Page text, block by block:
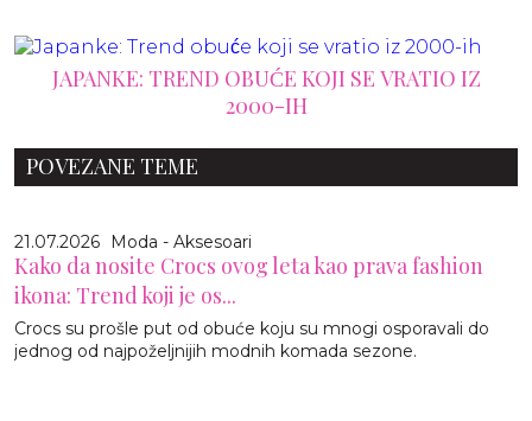
JAPANKE: TREND OBUĆE KOJI SE VRATIO IZ
2000-IH
POVEZANE TEME
21.07.2026 Moda - Aksesoari
Kako da nosite Crocs ovog leta kao prava fashion
ikona: Trend koji je os...
Crocs su prošle put od obuće koju su mnogi osporavali do
jednog od najpoželjnijih modnih komada sezone.